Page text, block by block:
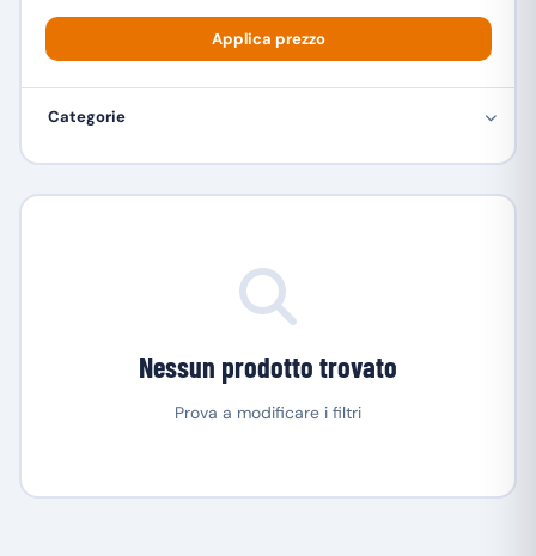
Applica prezzo
Categorie
Nessun prodotto trovato
Prova a modificare i filtri